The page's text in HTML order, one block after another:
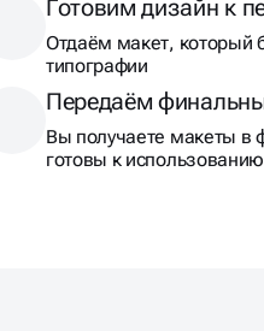
Готовим дизайн к
Отдаём макет, который
типографии
Передаём
Вы получаете макеты в
готовы к использованию